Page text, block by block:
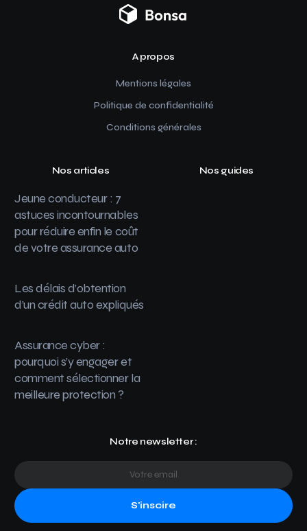
A propos
Mentions légales
Politique de confidentialité
Conditions générales
Nos articles
Jeune conducteur : 7
astuces incontournables
pour réduire enfin le coût
de votre assurance auto
Les délais d’obtention
d’un crédit auto expliqués
Assurance cyber :
pourquoi s’y engager et
comment sélectionner la
meilleure protection ?
Nos guides
Notre newsletter :
S'inscire